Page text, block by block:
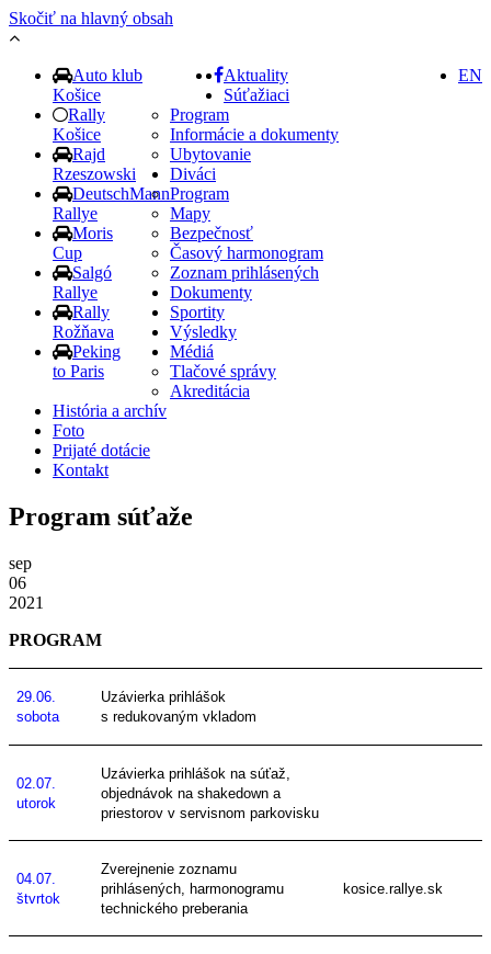
Skočiť na hlavný obsah
Auto klub
Košice
Rally
Košice
Rajd
Rzeszowski
DeutschMann
Rallye
Moris
Cup
Salgó
Rallye
Rally
Rožňava
Peking
to Paris
EN
Aktuality
Súťažiaci
Program
Informácie a dokumenty
Ubytovanie
Diváci
Program
Mapy
Bezpečnosť
Časový harmonogram
Zoznam prihlásených
Dokumenty
Sportity
Výsledky
Médiá
Tlačové správy
Akreditácia
História a archív
Foto
Prijaté dotácie
Kontakt
Program súťaže
sep
06
2021
PROGRAM
29.06.
sobota
Uzávierka prihlášok
s redukovaným vkladom
02.07.
utorok
Uzávierka prihlášok na súťaž,
objednávok na shakedown a
priestorov v servisnom parkovisku
04.07.
štvrtok
Zverejnenie zoznamu
prihlásených,
harmonogramu
technického preberania
kosice.rallye.sk